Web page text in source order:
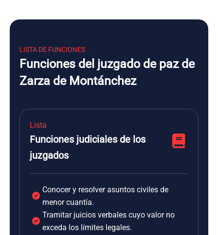
LISTA DE FUNCIONES
Funciones del juzgado de paz de
Zarza de Montánchez
Lista
Funciones judiciales de los
juzgados
Conocer y resolver asuntos civiles de
menor cuantía.
Tramitar juicios verbales cuyo valor no
exceda los límites legales.